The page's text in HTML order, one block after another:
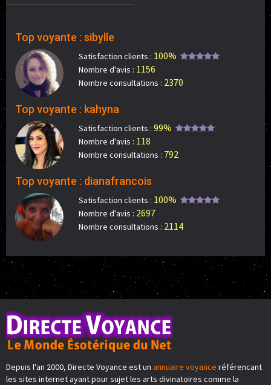
Top voyante : sibylle
Satisfaction clients : 100%
Nombre d'avis : 1156
Nombre consultations : 2370
Top voyante : kahyna
Satisfaction clients : 99%
Nombre d'avis : 118
Nombre consultations : 792
Top voyante : dianafrancois
Satisfaction clients : 100%
Nombre d'avis : 2697
Nombre consultations : 2114
Depuis l'an 2000, Directe Voyance est un annuaire voyance référencant
les sites internet ayant pour sujet les arts divinatoires comme la